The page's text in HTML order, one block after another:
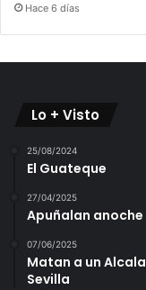
Hace 6 días
Lo + Visto
25/08/2024
El Guateque
27/04/2025
Apuñalan anoche
07/06/2025
Matan a un
Sevilla